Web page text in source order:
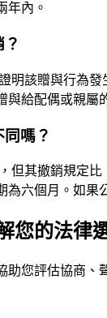
年內。
明該贈與行為
給配偶或親
嗎？
但其撤銷規定
六個月。如
您的法律
助您評估協商、